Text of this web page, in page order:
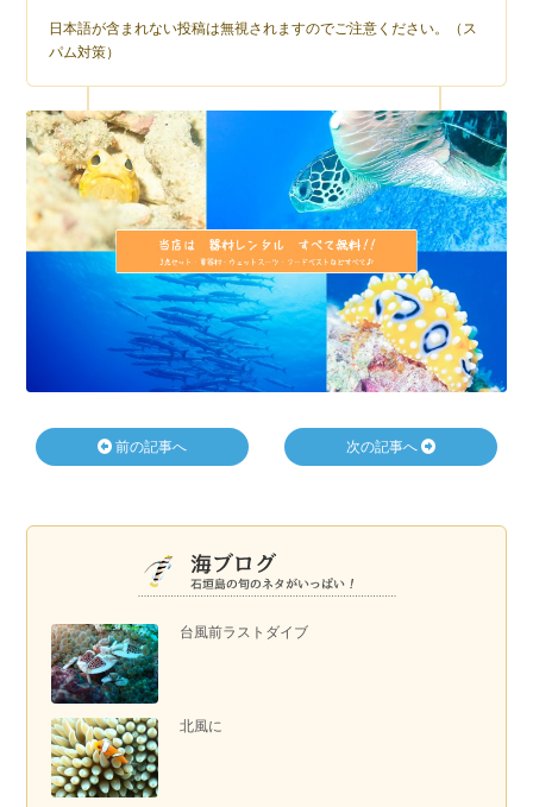
台風前ラストダイブ
北風に
日本語が含まれない投稿は無視されますのでご注意ください。（ス
パム対策）
前の記事へ 次の記事へ